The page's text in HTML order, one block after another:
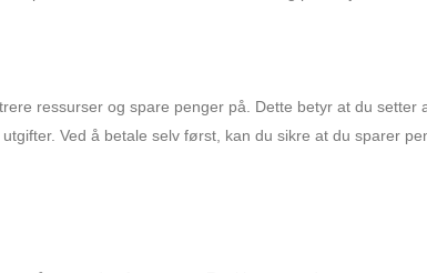
ressurser og spare penger på. Dette betyr at du setter
Ved å betale selv først, kan du sikre at du sparer